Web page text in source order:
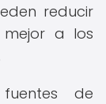
reducir
a los
de